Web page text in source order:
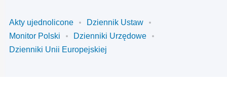
Akty ujednolicone
Dziennik Ustaw
Monitor Polski
Dzienniki Urzędowe
Dzienniki Unii Europejskiej